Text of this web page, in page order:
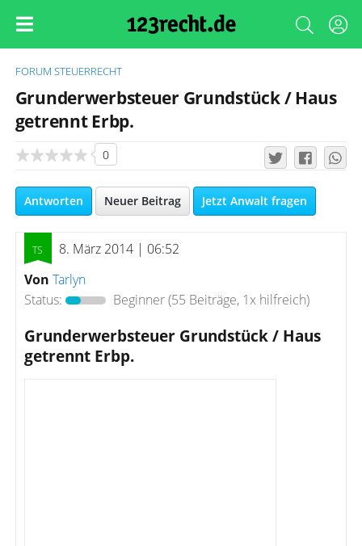
FORUM STEUERRECHT
Grunderwerbsteuer Grundstück / Haus
getrennt Erbp.
0
Antworten Neuer Beitrag Jetzt Anwalt fragen
8. März 2014 | 06:52
Von Tarlyn
Status:
Beginner(55 Beiträge, 1x hilfreich)
Grunderwerbsteuer Grundstück / Haus
getrennt Erbp.